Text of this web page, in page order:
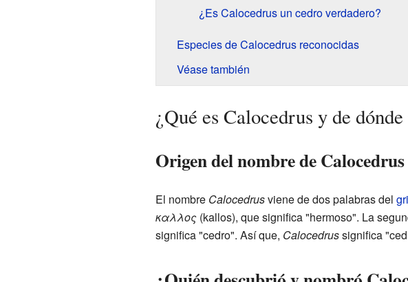
¿Es Calocedrus un cedro verdadero?
Especies de Calocedrus reconocidas
Véase también
¿Qué es Calocedrus y de
Origen del nombre de Calocedrus
El nombre Calocedrusviene de dos palabras del
καλλος(kallos), que significa "hermoso". La
significa "cedro". Así que, Calocedrussignifica